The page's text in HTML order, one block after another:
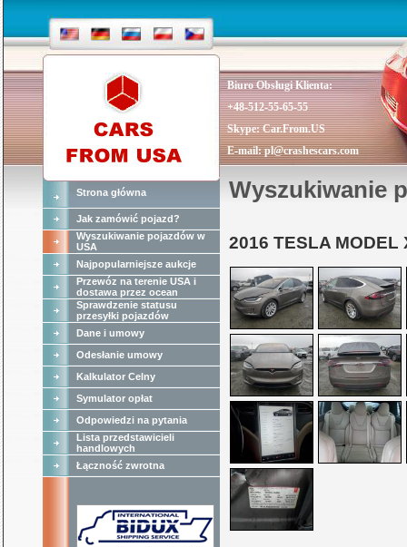
Biuro Obsługi Klienta:
+48-512-55-65-55
Skype:Car.From.US
E-mail:pl@crashescars.com
Strona główna
Jak zamówić pojazd?
Wyszukiwanie pojazdów w
USA
Najpopularniejsze aukcje
Przewóz na terenie USA i
dostawa przez ocean
Sprawdzenie statusu
przesyłki pojazdów
Dane i umowy
Odesłanie umowy
Kalkulator Celny
Symulator opłat
Odpowiedzi na pytania
Lista przedstawicieli
handlowych
Łączność zwrotna
Wyszukiwanie
2016 TESLA MODEL